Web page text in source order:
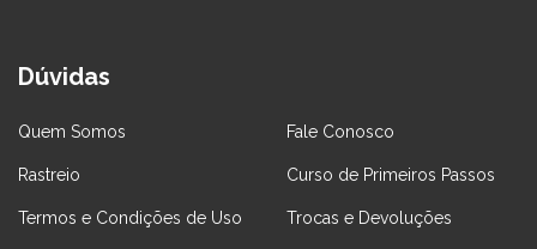
Dúvidas
Quem Somos Fale Conosco
Rastreio Curso de Primeiros Passos
Termos e Condições de Uso Trocas e Devoluções